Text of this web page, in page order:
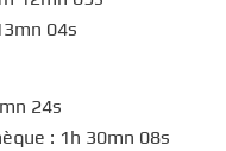
04s
24s
: 1h 30mn 08s